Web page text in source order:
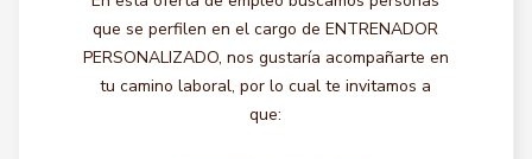
que se perfilen en el cargo de ENTRENADOR
PERSONALIZADO, nos gustaría acompañarte en
tu camino laboral, por lo cual te invitamos a
que: